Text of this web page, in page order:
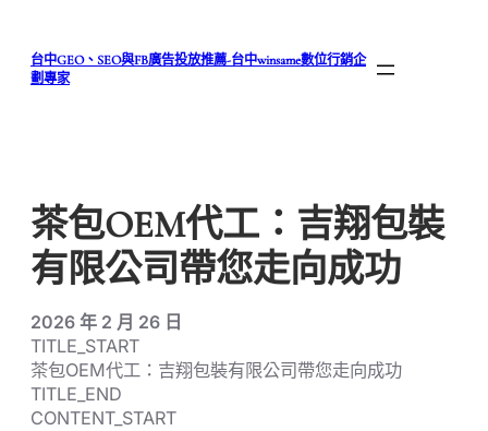
台中GEO、SEO與FB廣告投放推薦-台中winsame數位行銷企
劃專家
茶包OEM代工：吉翔包裝
有限公司帶您走向成功
2026 年 2 月 26 日
TITLE_START
茶包OEM代工：吉翔包裝有限公司帶您走向成功
TITLE_END
CONTENT_START